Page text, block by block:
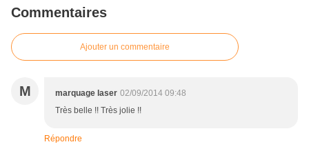
Commentaires
Ajouter un commentaire
M marquage laser 02/09/2014 09:48
Très belle !! Très jolie !!
Répondre